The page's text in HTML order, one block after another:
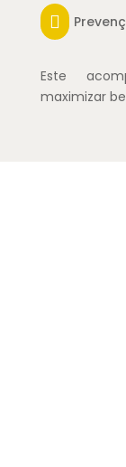

Este
maximizar